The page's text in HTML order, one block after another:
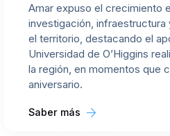
Amar expuso el crecimiento
investigación, infraestructura
el territorio, destacando el
Universidad de O’Higgins
la región, en momentos que
aniversario.
Saber más